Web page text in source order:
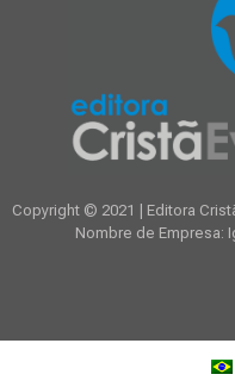
Copyright © 2021 | Editora
Nombre de Empresa: